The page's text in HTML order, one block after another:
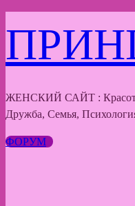
к
содержимому
ЖЕНСКИЙ САЙТ :
Дружба, Семья,
ФОРУМ